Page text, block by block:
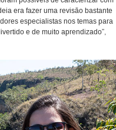
era fazer uma revisão bastante
especialistas nos temas para
e de muito aprendizado”,